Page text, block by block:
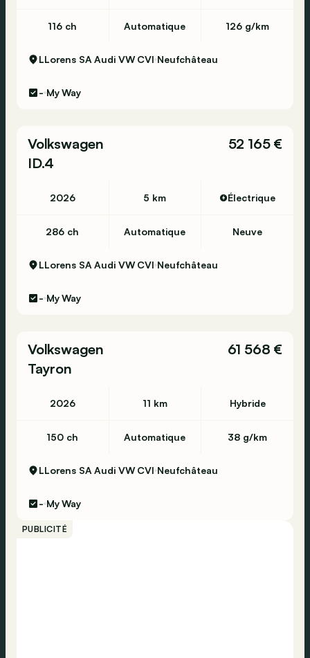
116 ch Automatique 126 g/km
LLorens SA Audi VW CVI Neufchâteau
- My Way
Volkswagen
ID.4
52 165 €
2026 5 km Électrique
286 ch Automatique Neuve
LLorens SA Audi VW CVI Neufchâteau
- My Way
Volkswagen
Tayron
61 568 €
2026 11 km Hybride
150 ch Automatique 38 g/km
LLorens SA Audi VW CVI Neufchâteau
- My Way
PUBLICITÉ